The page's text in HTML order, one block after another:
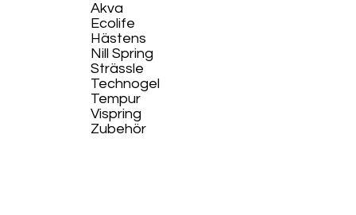
Akva
Ecolife​
Hästens
Nill Spring
Strässle
Technogel
Tempur
Vispring
Zubehör